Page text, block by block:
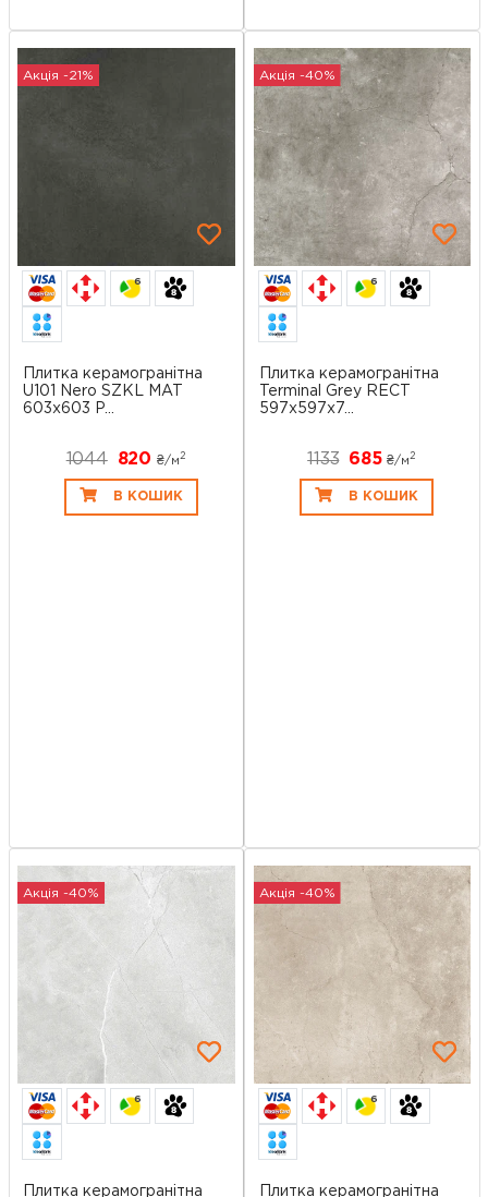
Акція -21%
6
Плитка керамогранітна
U101 Nero SZKL MAT
603x603 P...
1044 820 ₴/м 2
В КОШИК
Акція -40%
6
Плитка керамогранітна
Terminal Grey RECT
597x597x7...
1133 685₴/м2
В КОШИК
Акція -40%
6
Плитка керамогранітна
Акція -40%
6
Плитка керамогранітна